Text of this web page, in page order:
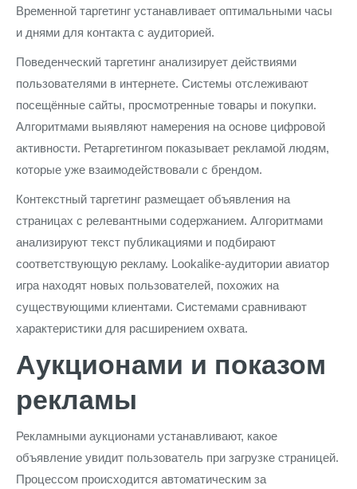
Временной таргетинг устанавливает оптимальными часы
и днями для контакта с аудиторией.
Поведенческий таргетинг анализирует действиями
пользователями в интернете. Системы отслеживают
посещённые сайты, просмотренные товары и покупки.
Алгоритмами выявляют намерения на основе цифровой
активности. Ретаргетингом показывает рекламой людям,
которые уже взаимодействовали с брендом.
Контекстный таргетинг размещает объявления на
страницах с релевантными содержанием. Алгоритмами
анализируют текст публикациями и подбирают
соответствующую рекламу. Lookalike-аудитории авиатор
игра находят новых пользователей, похожих на
существующими клиентами. Системами сравнивают
характеристики для расширением охвата.
Аукционами и показом
рекламы
Рекламными аукционами устанавливают, какое
объявление увидит пользователь при загрузке страницей.
Процессом происходится автоматическим за